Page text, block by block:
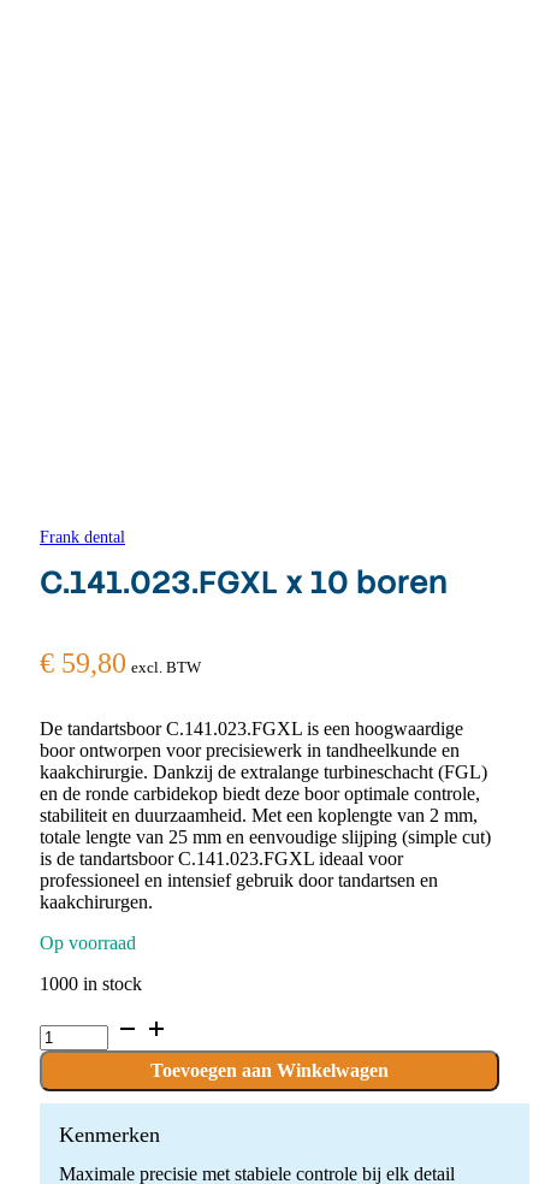
Frank dental
C.141.023.FGXL x 10 boren
€ 59,80 excl. BTW
De tandartsboor C.141.023.FGXL is een hoogwaardige
boor ontworpen voor precisiewerk in tandheelkunde en
kaakchirurgie. Dankzij de extralange turbineschacht (FGL)
en de ronde carbidekop biedt deze boor optimale controle,
stabiliteit en duurzaamheid. Met een koplengte van 2 mm,
totale lengte van 25 mm en eenvoudige slijping (simple cut)
is de tandartsboor C.141.023.FGXL ideaal voor
professioneel en intensief gebruik door tandartsen en
kaakchirurgen.
Op voorraad
1000 in stock
C.141.023.FGXL
x
boren
quantity
Toevoegen aan Winkelwagen
Kenmerken
Maximale precisie met stabiele controle bij elk detail